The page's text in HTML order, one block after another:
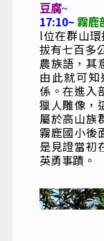
豆腐~
17:10~霧鹿
l位在群山
拔有七百多
農族語，其
由此就可
係。在進入
獵人雕像，
屬於高山族
霧鹿國小後
是見證當初
英勇事蹟。